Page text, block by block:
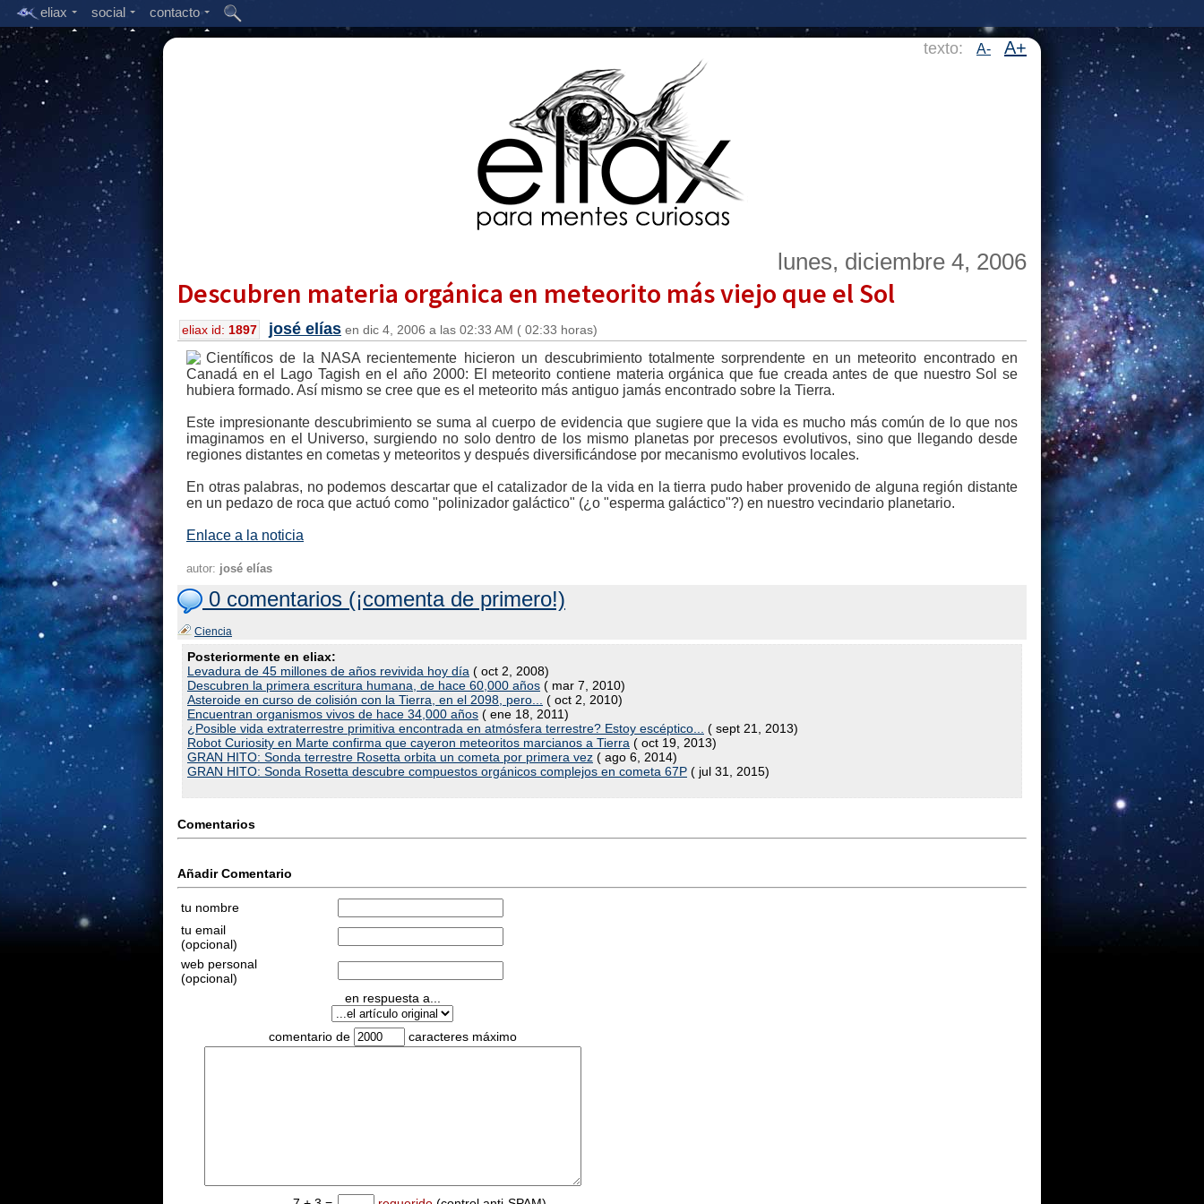
eliax social contacto
texto: A- A+
lunes, diciembre 4, 2006
Descubren materia orgánica en meteorito más viejo que el Sol
eliax id: 1897 josé elías en dic 4, 2006 a las 02:33 AM ( 02:33 horas)
Científicos de la NASA recientemente hicieron un descubrimiento totalmente sorprendente en un meteorito encontrado en
Canadá en el Lago Tagish en el año 2000: El meteorito contiene materia orgánica que fue creada antes de que nuestro Sol se
hubiera formado. Así mismo se cree que es el meteorito más antiguo jamás encontrado sobre la Tierra.
Este impresionante descubrimiento se suma al cuerpo de evidencia que sugiere que la vida es mucho más común de lo que nos
imaginamos en el Universo, surgiendo no solo dentro de los mismo planetas por precesos evolutivos, sino que llegando desde
regiones distantes en cometas y meteoritos y después diversificándose por mecanismo evolutivos locales.
En otras palabras, no podemos descartar que el catalizador de la vida en la tierra pudo haber provenido de alguna región distante
en un pedazo de roca que actuó como "polinizador galáctico" (¿o "esperma galáctico"?) en nuestro vecindario planetario.
Enlace a la noticia
autor: josé elías
0 comentarios (¡comenta de primero!)
Ciencia
Posteriormente en eliax:
Levadura de 45 millones de años revivida hoy día ( oct 2, 2008)
Descubren la primera escritura humana, de hace 60,000 años ( mar 7, 2010)
Asteroide en curso de colisión con la Tierra, en el 2098, pero...
( oct 2, 2010)
Encuentran organismos vivos de hace 34,000 años ( ene 18, 2011)
¿Posible vida extraterrestre primitiva encontrada en atmósfera terrestre? Estoy escéptico...
( sept 21, 2013)
Robot Curiosity en Marte confirma que cayeron meteoritos marcianos a Tierra ( oct 19, 2013)
GRAN HITO: Sonda terrestre Rosetta orbita un cometa por primera vez ( ago 6, 2014)
GRAN HITO: Sonda Rosetta descubre compuestos orgánicos complejos en cometa 67P ( jul 31, 2015)
Comentarios
Añadir Comentario
tu nombre
tu email
(opcional)
web personal
(opcional)
en respuesta a...
comentario de caracteres máximo